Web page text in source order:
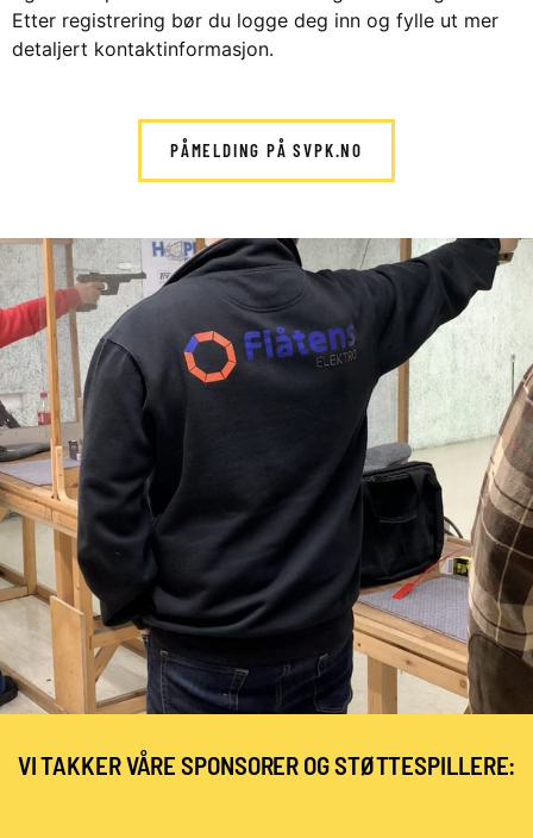
Etter registrering bør du logge deg inn og fylle ut mer
detaljert kontaktinformasjon.
PÅMELDING PÅ SVPK.NO
VI TAKKER VÅRE SPONSORER OG STØTTESPILLERE: